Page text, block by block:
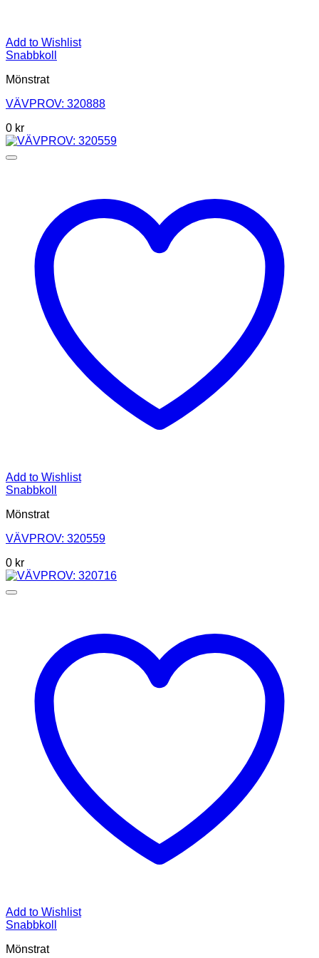
Add to Wishlist
Snabbkoll
Mönstrat
VÄVPROV: 320888
0 kr
Add to Wishlist
Snabbkoll
Mönstrat
VÄVPROV: 320559
0 kr
Add to Wishlist
Snabbkoll
Mönstrat